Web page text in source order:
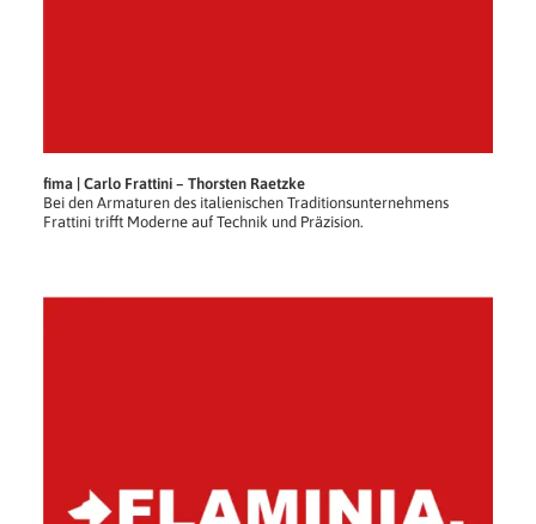
fima | Carlo Frattini – Thorsten Raetzke
Bei den Armaturen des italienischen Traditionsunternehmens
Frattini trifft Moderne auf Technik und Präzision.